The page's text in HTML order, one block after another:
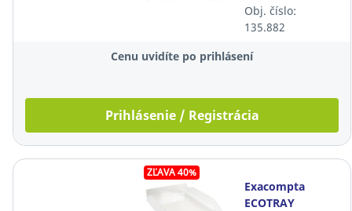
Obj. číslo:
135.882
Cenu uvidíte po prihlásení
Prihlásenie / Registrácia
ZĽAVA 40%
Exacompta
ECOTRAY